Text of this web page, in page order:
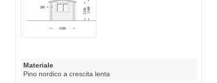
Materiale
Pino nordico a crescita lenta